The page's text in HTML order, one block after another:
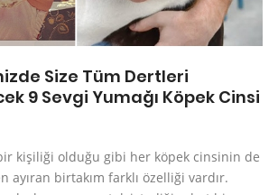
Size Tüm Dertleri
9 Sevgi Yumağı Köpek Cinsi
kişiliği olduğu gibi her köpek cinsinin de
ayıran birtakım farklı özelliği vardır.